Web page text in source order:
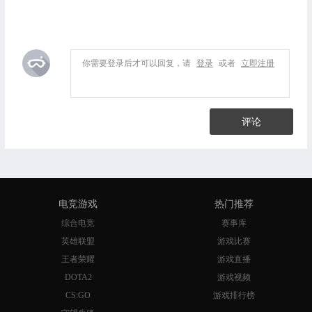
你需要登录后才可以回复，请 登录 或者 立即注册
评论
电竞游戏
综合电竞
英雄联盟
王者荣耀
DOTA2
CS:GO
热门推荐
赛事库
游戏比赛
游戏直播
游戏视频
游戏排行榜